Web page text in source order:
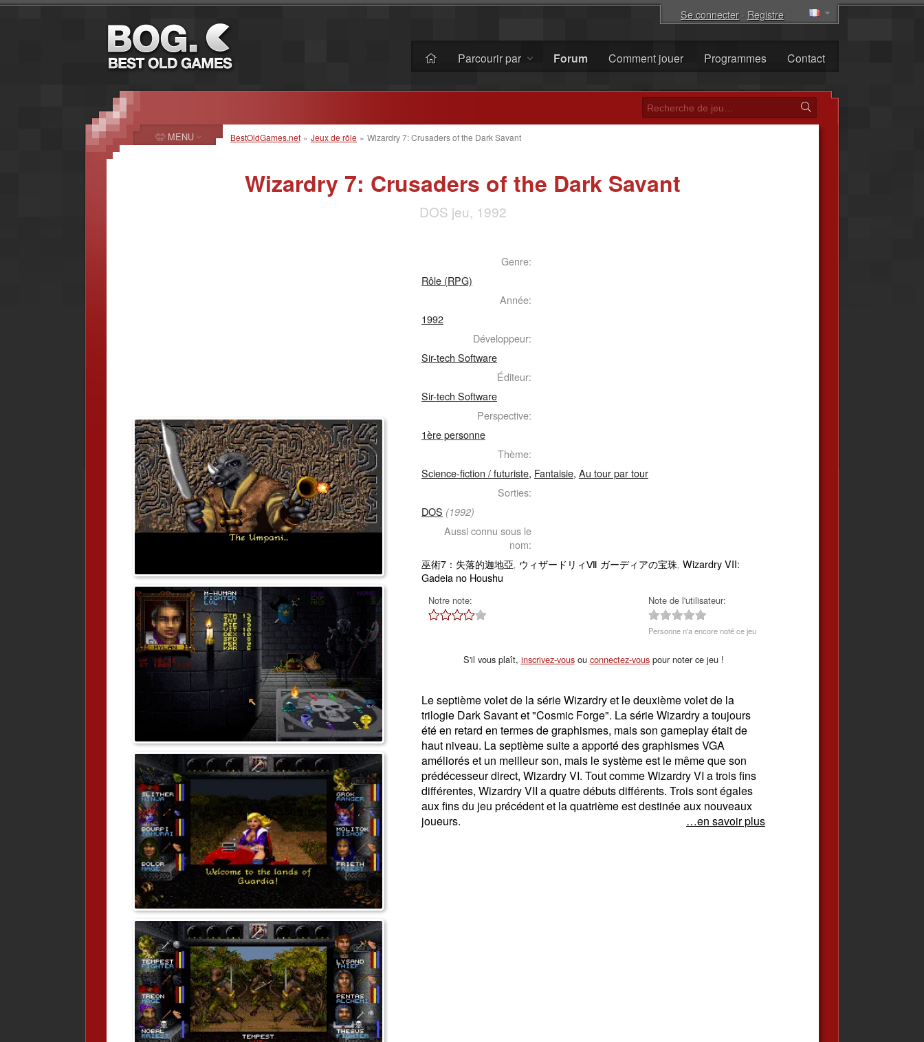
Se connecter· Registre
Parcourir par Forum Comment jouer Programmes Contact
BestOldGames.net » Jeux de rôle » Wizardry 7: Crusaders of the Dark Savant
Wizardry 7: Crusaders of the Dark Savant
DOS jeu, 1992
Genre:
Rôle (RPG)
Année:
1992
Développeur:
Sir-tech Software
Éditeur:
Sir-tech Software
Perspective:
1ère personne
Thème:
Science-fiction / futuriste, Fantaisie, Au tour par tour
Sorties:
DOS (1992)
Aussi connu sous le
nom:
巫術7：失落的迦地亞, ウィザードリィⅦ ガーディアの宝珠, Wizardry VII:
Gadeia no Houshu
Notre note: Note de l'utilisateur:
Personne n'a encore noté ce jeu
S'il vous plaît, inscrivez-vousou connectez-vouspour noter ce jeu !
Le septième volet de la série Wizardry et le deuxième volet de la
trilogie Dark Savant et "Cosmic Forge". La série Wizardry a toujours
été en retard en termes de graphismes, mais son gameplay était de
haut niveau. La septième suite a apporté des graphismes VGA
améliorés et un meilleur son, mais le système est le même que son
prédécesseur direct, Wizardry VI. Tout comme Wizardry VI a trois fins
différentes, Wizardry VII a quatre débuts différents. Trois sont égales
aux fins du jeu précédent et la quatrième est destinée aux nouveaux
joueurs.
…en savoir plus
MENU